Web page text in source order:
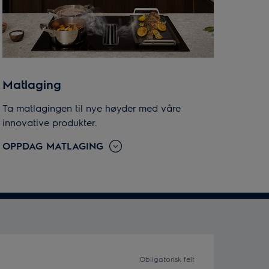
Matlaging
Ta matlagingen til nye høyder med våre
innovative produkter.
OPPDAG MATLAGING
Obligatorisk felt